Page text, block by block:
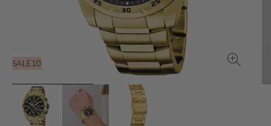
SALE10
der
Galerieansicht